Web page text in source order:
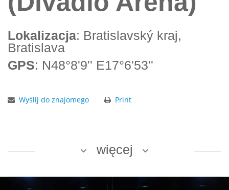
Lokalizacja: Bratislavský kraj,
Bratislava
GPS: N48°8'9'' E17°6'53''
Wyślij do znajomego Print
więcej